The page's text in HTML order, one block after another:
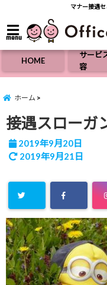
マナー接遇
menu
HOME
サービ
容
ホーム
接遇スローガ
2019年9月20日
2019年9月21日